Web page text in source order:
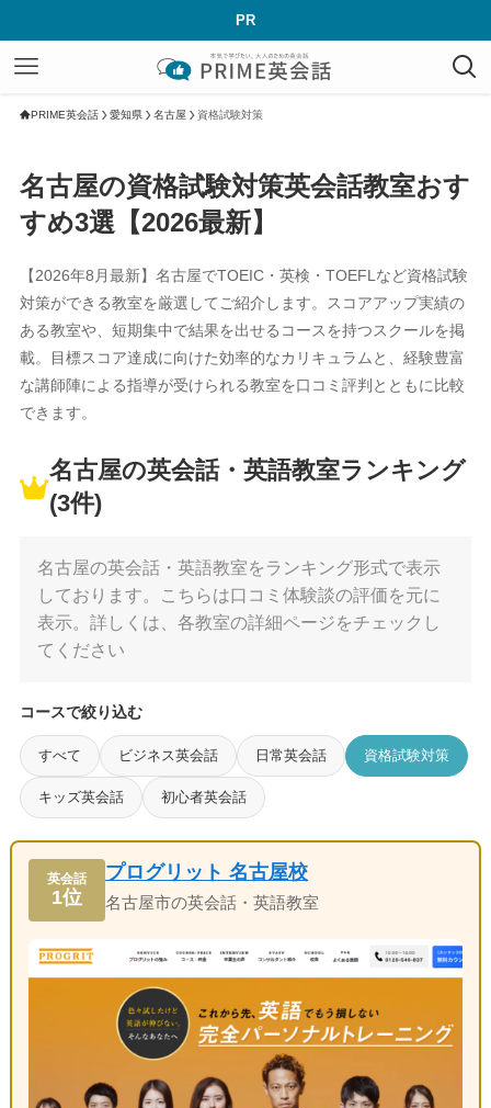
PR
PRIME英会話 愛知県 名古屋 資格試験対策
名古屋の資格試験対策英会話教室おす
すめ3選【2026最新】
【2026年8月最新】名古屋でTOEIC・英検・TOEFLなど資格試験
対策ができる教室を厳選してご紹介します。スコアアップ実績の
ある教室や、短期集中で結果を出せるコースを持つスクールを掲
載。目標スコア達成に向けた効率的なカリキュラムと、経験豊富
な講師陣による指導が受けられる教室を口コミ評判とともに比較
できます。
名古屋の英会話・英語教室ランキング
(3件)
名古屋の英会話・英語教室をランキング形式で表示
しております。こちらは口コミ体験談の評価を元に
表示。詳しくは、各教室の詳細ページをチェックし
てください
コースで絞り込む
すべて ビジネス英会話 日常英会話 資格試験対策
キッズ英会話 初心者英会話
英会話
1位
プログリット 名古屋校
名古屋市の英会話・英語教室